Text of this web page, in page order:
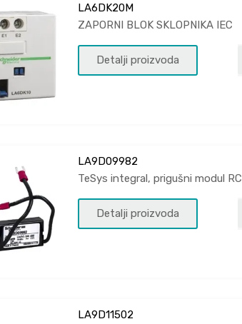
LA6DK20M
ZAPORNI BLOK SKLOPNIKA IEC
Detalji proizvoda
LA9D09982
TeSys integral, prigušni modul RC
Detalji proizvoda
LA9D11502